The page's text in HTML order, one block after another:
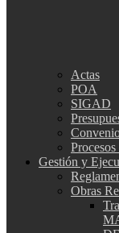
Actas
POA
SIGAD
Gestión y
Obras